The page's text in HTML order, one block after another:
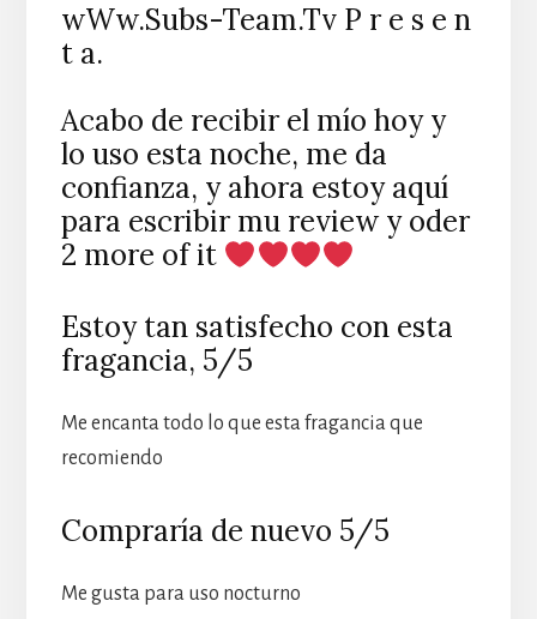
wWw.Subs-Team.Tv P r e s e n
t a.
Acabo de recibir el mío hoy y
lo uso esta noche, me da
confianza, y ahora estoy aquí
para escribir mu review y oder
2 more of it
Estoy tan satisfecho con esta
fragancia, 5/5
Me encanta todo lo que esta fragancia que
recomiendo
Compraría de nuevo 5/5
Me gusta para uso nocturno